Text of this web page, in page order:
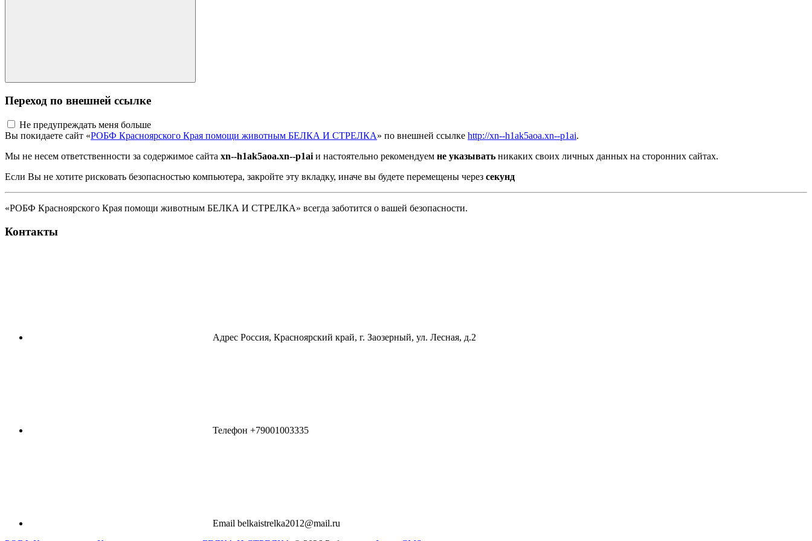
Переход по внешней ссылке
Не предупреждать меня больше
Вы покидаете сайт «РОБФ Красноярского Края помощи животным БЕЛКА И СТРЕЛКА» по внешней ссылке http://xn--h1ak5aoa.xn--p1ai.
Мы не несем ответственности за содержимое сайта xn--h1ak5aoa.xn--p1ai и настоятельно рекомендуем не указывать никаких своих личных данных на сторонних сайтах.
Если Вы не хотите рисковать безопасностью компьютера, закройте эту вкладку, иначе вы будете перемещены через секунд
«РОБФ Красноярского Края помощи животным БЕЛКА И СТРЕЛКА» всегда заботится о вашей безопасности.
Контакты
Адрес Россия, Красноярский край, г. Заозерный, ул. Лесная, д.2
Телефон +79001003335
Email belkaistrelka2012@mail.ru